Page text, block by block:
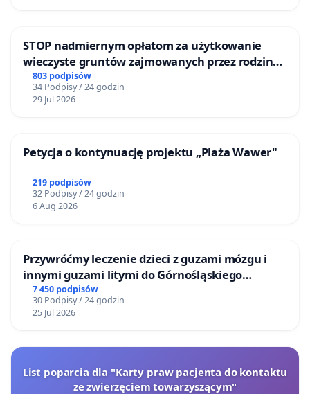
STOP nadmiernym opłatom za użytkowanie
wieczyste gruntów zajmowanych przez rodzinne
ogrody działkowe.
803 podpisów
34 Podpisy / 24 godzin
29 Jul 2026
Petycja o kontynuację projektu „Plaża Wawer"
219 podpisów
32 Podpisy / 24 godzin
6 Aug 2026
Przywróćmy leczenie dzieci z guzami mózgu i
innymi guzami litymi do Górnośląskiego
Centrum Zdrowia Dziecka w Katowicach
7 450 podpisów
30 Podpisy / 24 godzin
25 Jul 2026
List poparcia dla "Karty praw pacjenta do kontaktu
ze zwierzęciem towarzyszącym"